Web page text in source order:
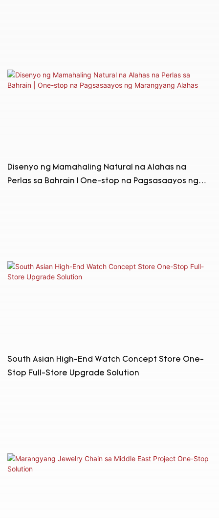
Disenyo ng Mamahaling Natural na Alahas na
Perlas sa Bahrain | One-stop na Pagsasaayos ng
South Asian High-End Watch Concept Store One-
Stop Full-Store Upgrade Solution